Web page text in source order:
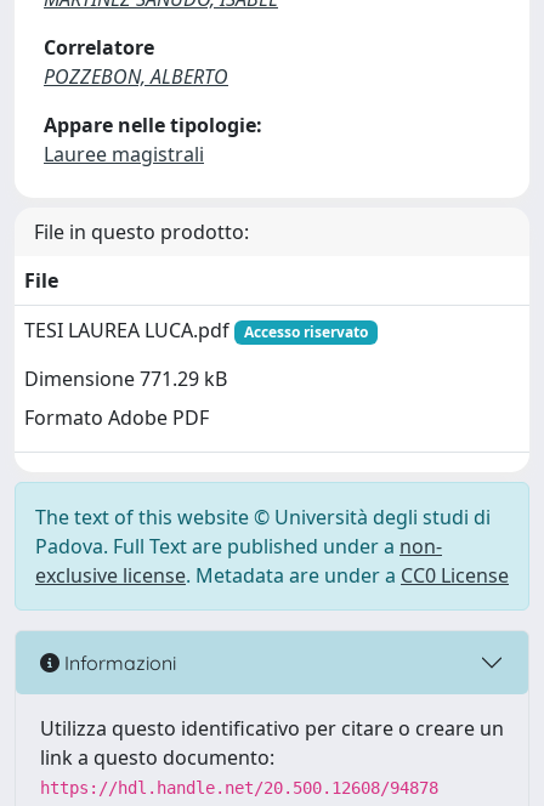
Correlatore
POZZEBON, ALBERTO
Appare nelle tipologie:
Lauree magistrali
File in questo prodotto:
File
TESI LAUREA LUCA.pdf
Accesso riservato
Dimensione 771.29 kB
Formato Adobe PDF
The text of this website © Università degli studi di
Padova. Full Text are published under a non-
exclusive license. Metadata are under a CC0 License
Informazioni
Utilizza questo identificativo per citare o creare un
link a questo documento:
https://hdl.handle.net/20.500.12608/94878